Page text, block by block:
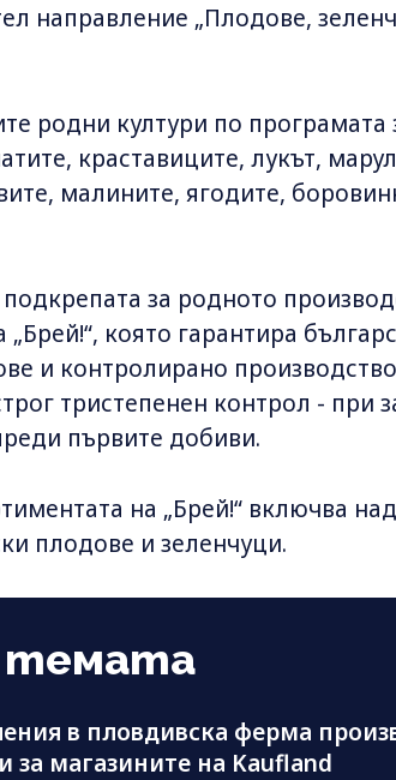
направление „Плодове,
родни култури по програмата
краставиците, лукът,
малините, ягодите,
за родното
която гарантира
и контролирано
тристепенен контрол - при
първите добиви.
на „Брей!“ включва
плодове и зеленчуци.
темата
в пловдивска ферма
за магазините на Kaufland